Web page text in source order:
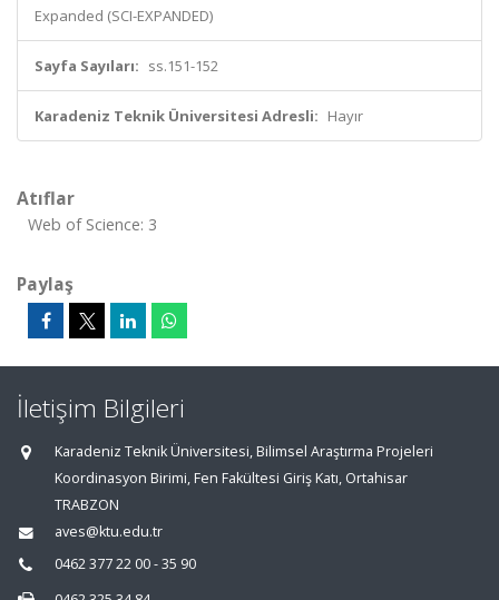
Expanded (SCI-EXPANDED)
Sayfa Sayıları: ss.151-152
Karadeniz Teknik Üniversitesi Adresli: Hayır
Atıflar
Web of Science: 3
Paylaş
İletişim Bilgileri
Karadeniz Teknik Üniversitesi, Bilimsel Araştırma Projeleri
Koordinasyon Birimi, Fen Fakültesi Giriş Katı, Ortahisar
TRABZON
aves@ktu.edu.tr
0462 377 22 00 - 35 90